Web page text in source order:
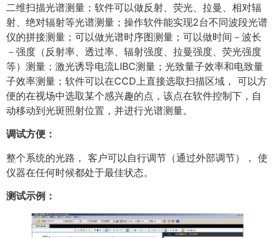
二维扫描光谱测量；软件可以做反射、荧光、拉曼、相对辐
射、绝对辐射等光谱测量；操作软件能实现2台不同波段光谱
仪的拼接测量；可以做光谱时序图测量；可以做时间－波长
－强度（反射率、透过率、辐射强度、拉曼强度、荧光强度
等）测量；激光诱导电流LIBC测量；光致量子效率和电致量
子效率测量；软件可以在CCD上直接选取扫描区域， 可以方
便的在视场中选取某个感兴趣的点，该点在软件控制下，自
动移动到光斑照射位置，并进行光谱测量。
调试方便：
整个系统的光路， 客户可以自行调节（通过外部调节）， 使
仪器在任何时候都处于最佳状态。
测试示例：